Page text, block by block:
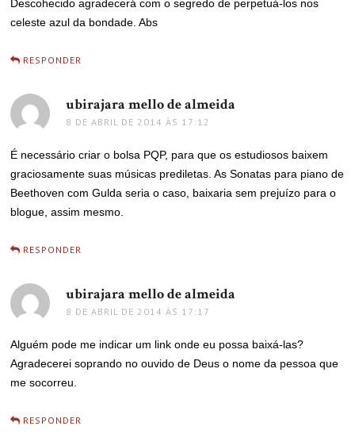
Descohecido agradecerá com o segredo de perpetuá-los nos
celeste azul da bondade. Abs
RESPONDER
ubirajara mello de almeida
8 DE ABRIL DE 2014 ÀS 17:12
É necessário criar o bolsa PQP, para que os estudiosos baixem
graciosamente suas músicas prediletas. As Sonatas para piano de
Beethoven com Gulda seria o caso, baixaria sem prejuízo para o
blogue, assim mesmo.
RESPONDER
ubirajara mello de almeida
8 DE ABRIL DE 2014 ÀS 17:17
Alguém pode me indicar um link onde eu possa baixá-las?
Agradecerei soprando no ouvido de Deus o nome da pessoa que
me socorreu.
RESPONDER